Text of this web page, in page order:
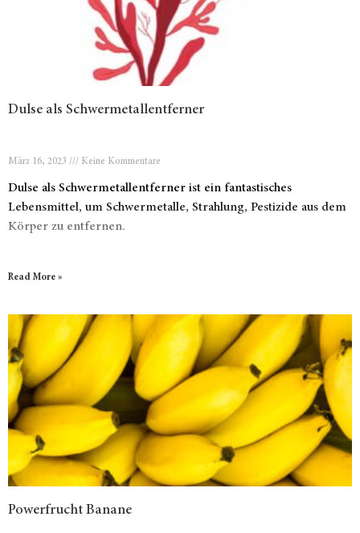
Dulse als Schwermetallentferner
März 16, 2023 Keine Kommentare
Dulse als Schwermetallentferner ist ein fantastisches
Lebensmittel, um Schwermetalle, Strahlung, Pestizide aus dem
Körper zu entfernen.
Read More »
Powerfrucht Banane